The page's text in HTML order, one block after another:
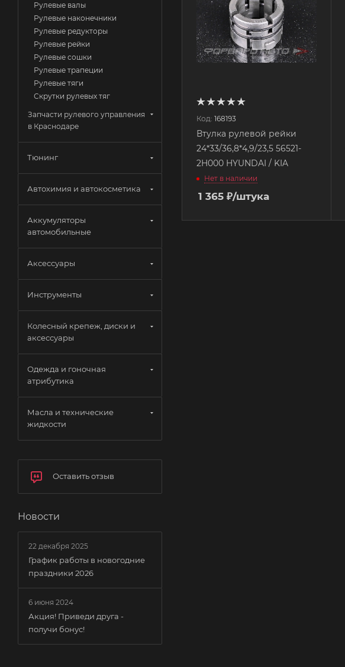
Код: 168193
Втулка рулевой рейки
24*33/36,8*4,9/23,5 56521-
2H000 HYUNDAI / KIA
Нет в наличии
1 365 ₽/штука
Рулевые валы
Рулевые наконечники
Рулевые редукторы
Рулевые рейки
Рулевые сошки
Рулевые трапеции
Рулевые тяги
Скрутки рулевых тяг
Запчасти рулевого управления
в Краснодаре
Тюнинг
Автохимия и автокосметика
Аккумуляторы
автомобильные
Аксессуары
Инструменты
Колесный крепеж, диски и
аксессуары
Одежда и гоночная
атрибутика
Масла и технические
жидкости
Оставить отзыв
Новости
22 декабря 2025
График работы в новогодние
праздники 2026
6 июня 2024
Акция! Приведи друга -
получи бонус!